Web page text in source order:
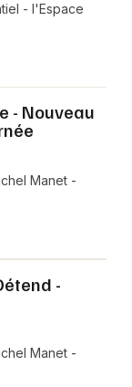
- l'Espace
- Nouveau
Manet -
-
Manet -